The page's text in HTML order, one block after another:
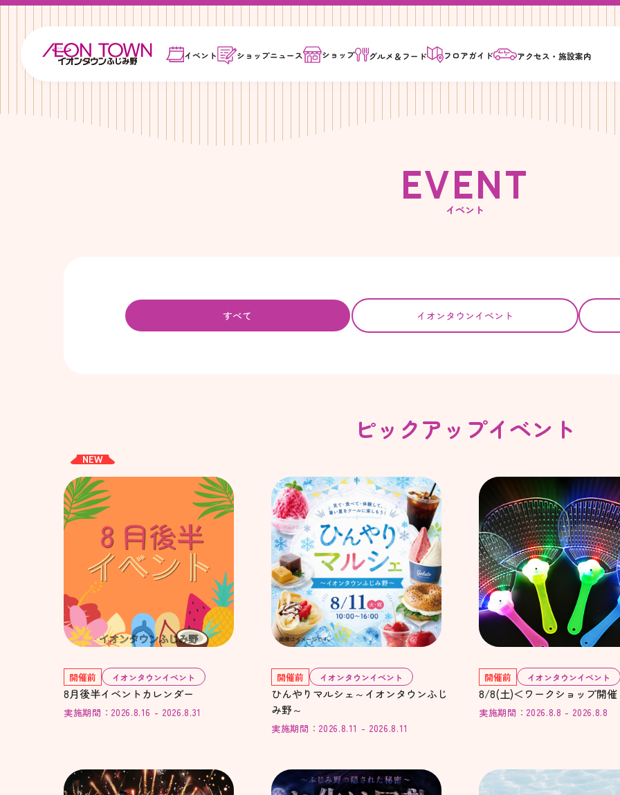
イベント ショップニュース ショップ グルメ＆ フード フロアガイド アクセス・施設案内
EVENT
イベント
すべて イオンタウンイベント
ピックアップイベント
NEW
開催前 イオンタウンイベント
8月後半イベントカレンダー
実施期間：2026.8.16 - 2026.8.31
開催前 イオンタウンイベント
ひんやりマルシェ～イオンタウンふじ
み野～
実施期間：2026.8.11 - 2026.8.11
開催前 イオンタウンイベント
8/8(土)＜ワークショップ開催
実施期間：2026.8.8 - 2026.8.8